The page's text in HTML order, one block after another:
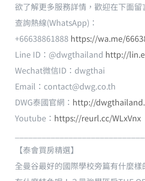
欲了解更多服務詳情，歡迎在下面留
查詢熱線(WhatsApp)：
+66638861888 https://wa.me/
Line ID：@dwgthailand http://
Wechat微信ID：dwgthai
Email： contact@dwg.co.th
DWG泰國官網： http://
Youtube： https://reurl.cc/WLxVnx
【泰會買房精選】
全曼谷最好的國際學校旁篇有什麼